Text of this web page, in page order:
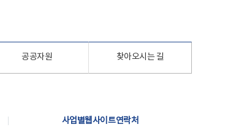
공공자원 찾아오시는 길
사업별웹사이트연락처